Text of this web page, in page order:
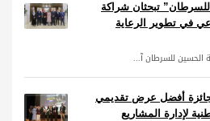
تبحثان شراكة
في تطوير الرعاية
للسرطان آ...
أفضل عرض تقديمي